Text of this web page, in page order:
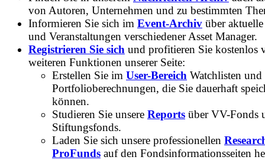
von Autoren, Unternehmen und zu bestimmten
Informieren Sie sich im Event-Archiv über
und Veranstaltungen verschiedener Asset Manager.
Registrieren Sie sich und profitieren Sie kostenlos
weiteren Funktionen unserer Seite:
Erstellen Sie im User-Bereich Watchlisten und
Portfolioberechnungen, die Sie dauerhaft
können.
Studieren Sie unsere Reports über VV-Fonds
Stiftungsfonds.
Laden Sie sich unsere professionellen
ProFunds auf den Fondsinformationsseiten